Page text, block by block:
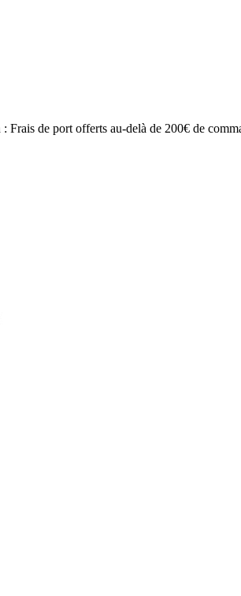
Frais de port offerts au-delà de 200€ de